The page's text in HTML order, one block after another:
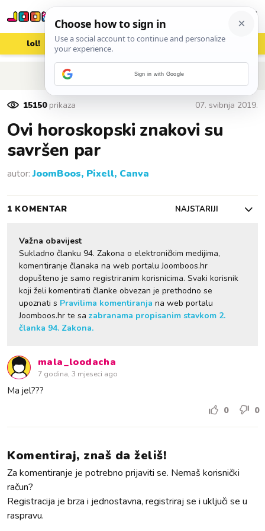
lol! aww vrh! woot?!
POVRATAK NA ČLANAK
15150prikaza 07. svibnja 2019.
Ovi horoskopski znakovi su
savršen par
autor:JoomBoos, Pixell, Canva
1 KOMENTAR NAJSTARIJI
Važna obavijest
Sukladno članku 94. Zakona o elektroničkim medijima,
komentiranje članaka na web portalu Joomboos.hr
dopušteno je samo registriranim korisnicima. Svaki korisnik
koji želi komentirati članke obvezan je prethodno se
upoznati s Pravilima komentiranja na web portalu
Joomboos.hr te sa zabranama propisanim stavkom 2.
članka 94. Zakona.
mala_loodacha
7 godina, 3 mjeseci ago
Ma jel???
0 0
Komentiraj, znaš da želiš!
Za komentiranje je potrebno prijaviti se. Nemaš korisnički
račun?
Registracija je brza i jednostavna, registriraj se i uključi se u
raspravu.
Sign in with Google